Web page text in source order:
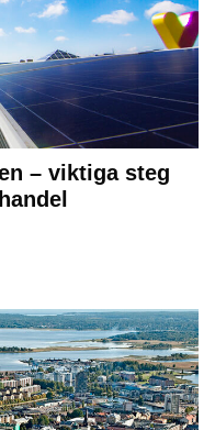
– viktiga steg